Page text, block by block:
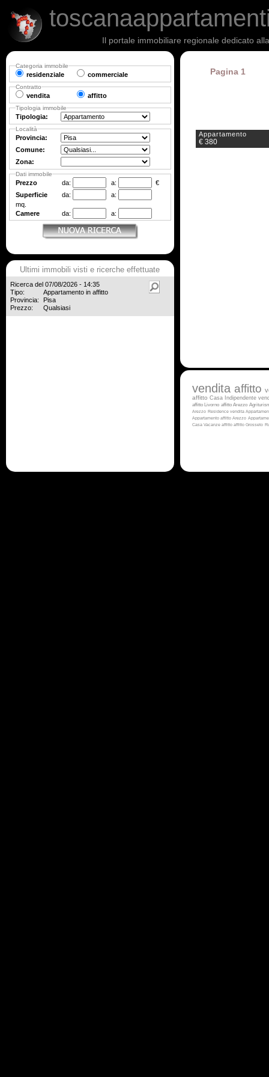
Il portale immobiliare regionale dedicato
Pagina 1
Appartamento
€ 380
vendita affitto
affitto Casa Indipendente
affitto Livorno affitto Arezzo
Arezzo Residence vendita
Appartamento affitto Arezzo
Casa Vacanze affitto affitto Grosseto
Categoria immobile
residenziale commerciale
Contratto
vendita affitto
Tipologia immobile
Tipologia:
Località
Provincia:
Comune:
Zona:
Dati immobile
Prezzo da: a:
€
Superficie
da:
a:
mq.
Camere
da: a:
Ultimi immobili visti e ricerche effettuate
Ricerca del 07/08/2026 - 14:35
Tipo:
Appartamento in affitto
Provincia:
Pisa
Prezzo:
Qualsiasi